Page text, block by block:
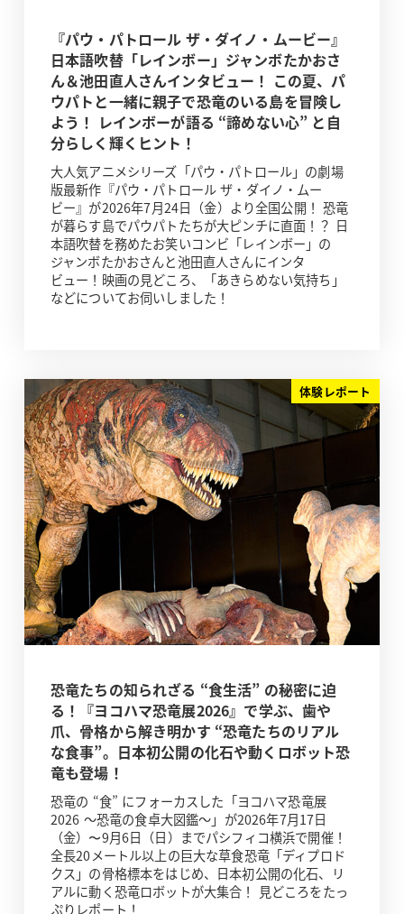
『パウ・パトロール ザ・ダイノ・ムービー』
日本語吹替「レインボー」ジャンボたかおさ
ん＆池田直人さんインタビュー！ この夏、パ
ウパトと一緒に親子で恐竜のいる島を冒険し
よう！ レインボーが語る “諦めない心” と自
分らしく輝くヒント！
大人気アニメシリーズ「パウ・パトロール」の劇場
版最新作『パウ・パトロール ザ・ダイノ・ムー
ビー』が2026年7月24日（金）より全国公開！ 恐竜
が暮らす島でパウパトたちが大ピンチに直面！？ 日
本語吹替を務めたお笑いコンビ「レインボー」の
ジャンボたかおさんと池田直人さんにインタ
ビュー！映画の見どころ、「あきらめない気持ち」
などについてお伺いしました！
体験レポート
恐竜たちの知られざる “食生活” の秘密に迫
る！『ヨコハマ恐竜展2026』で学ぶ、歯や
爪、骨格から解き明かす “恐竜たちのリアル
な食事”。日本初公開の化石や動くロボット恐
竜も登場！
恐竜の “食” にフォーカスした「ヨコハマ恐竜展
2026 ～恐竜の食卓大図鑑～」が2026年7月17日
（金）〜9月6日（日）までパシフィコ横浜で開催！
全長20メートル以上の巨大な草食恐竜「ディプロド
クス」の骨格標本をはじめ、日本初公開の化石、リ
アルに動く恐竜ロボットが大集合！ 見どころをたっ
ぷりレポート！